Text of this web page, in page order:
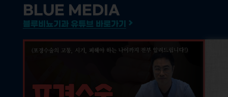
BLUE MEDIA
블루비뇨기과 유튜브 바로가기